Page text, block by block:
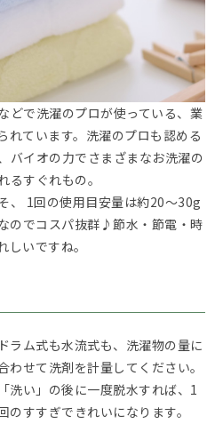
どで洗濯のプロが使っている、業
れています。洗濯のプロも認める
バイオの力でさまざまなお洗濯の
るすぐれもの。
、 1回の使用目安量は約20～30g
のでコスパ抜群♪節水・節電・時
いですね。
ドラム式も水流式も、洗濯物の量に
わせて洗剤を計量してください。
「洗い」の後に一度脱水すれば、1
のすすぎできれいになります。